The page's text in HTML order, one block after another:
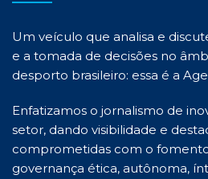
Um veículo que analisa e
e a tomada de decisões no
desporto brasileiro: essa é a
Enfatizamos o jornalismo de
setor, dando visibilidade e
comprometidas com o
governança ética, autônoma,